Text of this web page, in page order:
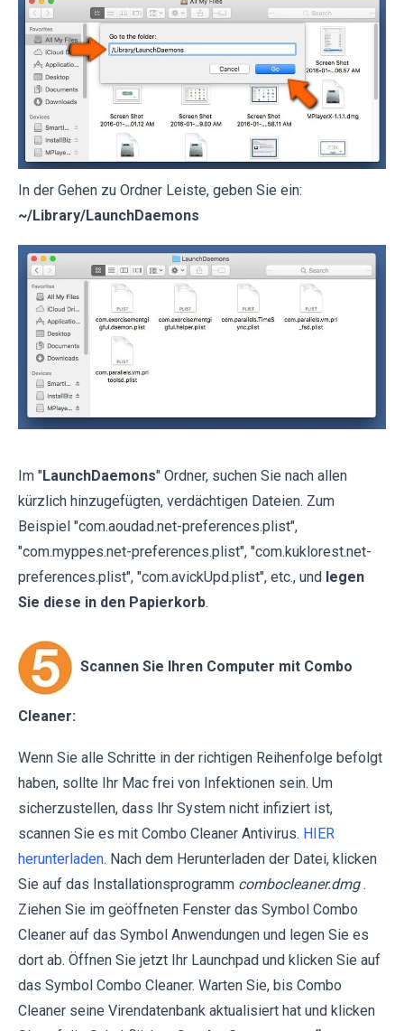
In der Gehen zu Ordner Leiste, geben Sie ein:
~/Library/LaunchDaemons
Im "LaunchDaemons" Ordner, suchen Sie nach allen
kürzlich hinzugefügten, verdächtigen Dateien. Zum
Beispiel "com.aoudad.net-preferences.plist",
"com.myppes.net-preferences.plist", "com.kuklorest.net-
preferences.plist", "com.avickUpd.plist", etc., und legen
Sie diese in den Papierkorb.
Scannen Sie Ihren Computer mit Combo
Cleaner:
Wenn Sie alle Schritte in der richtigen Reihenfolge befolgt
haben, sollte Ihr Mac frei von Infektionen sein. Um
sicherzustellen, dass Ihr System nicht infiziert ist,
scannen Sie es mit Combo Cleaner Antivirus. HIER
herunterladen. Nach dem Herunterladen der Datei, klicken
Sie auf das Installationsprogramm combocleaner.dmg .
Ziehen Sie im geöffneten Fenster das Symbol Combo
Cleaner auf das Symbol Anwendungen und legen Sie es
dort ab. Öffnen Sie jetzt Ihr Launchpad und klicken Sie auf
das Symbol Combo Cleaner. Warten Sie, bis Combo
Cleaner seine Virendatenbank aktualisiert hat und klicken